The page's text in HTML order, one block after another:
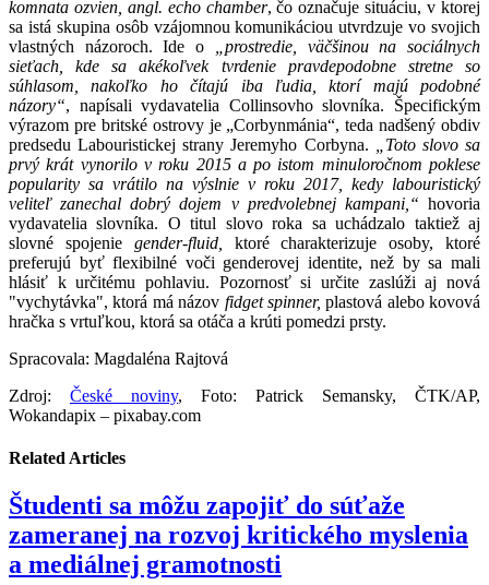
komnata ozvien, angl. echo chamber, čo označuje situáciu, v ktorej
sa istá skupina osôb vzájomnou komunikáciou utvrdzuje vo svojich
vlastných názoroch. Ide o
„prostredie, väčšinou na sociálnych
sieťach, kde sa akékoľvek tvrdenie pravdepodobne stretne so
súhlasom, nakoľko ho čítajú iba ľudia, ktorí majú podobné
názory“, napísali vydavatelia Collinsovho slovníka. Špecifickým
výrazom pre britské ostrovy je „Corbynmánia“, teda nadšený obdiv
predsedu Labouristickej strany Jeremyho Corbyna.
„Toto slovo sa
prvý krát vynorilo v roku 2015 a po istom minuloročnom poklese
popularity sa vrátilo na výslnie v roku 2017, kedy labouristický
veliteľ zanechal dobrý dojem v predvolebnej kampani,“ hovoria
vydavatelia slovníka. O titul slovo roka sa uchádzalo taktiež aj
slovné spojenie gender-fluid,
ktoré charakterizuje osoby, ktoré
preferujú byť flexibilné voči genderovej identite, než by sa mali
hlásiť k určitému pohlaviu. Pozornosť si určite zaslúži aj nová
"vychytávka", ktorá má názov fidget spinner, plastová alebo kovová
hračka s vrtuľkou, ktorá sa otáča a krúti pomedzi prsty.
Spracovala: Magdaléna Rajtová
Zdroj: České noviny, Foto: Patrick Semansky, ČTK/AP,
Wokandapix – pixabay.com
Related Articles
Študenti sa môžu zapojiť do súťaže
zameranej na rozvoj kritického myslenia
a mediálnej gramotnosti